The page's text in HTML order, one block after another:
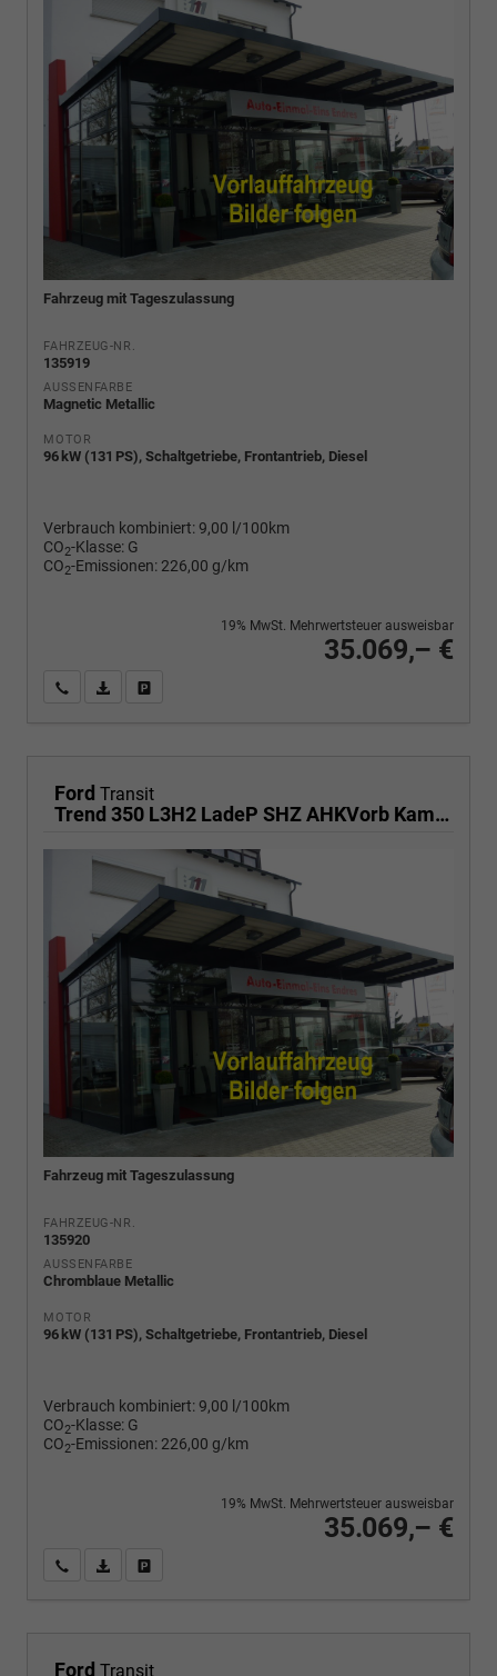
Fahrzeug mit Tageszulassung
FAHRZEUG-NR.
135919
AUSSENFARBE
Magnetic Metallic
MOTOR
96 kW (131 PS), Schaltgetriebe, Frontantrieb, Diesel
Verbrauch kombiniert:9,00 l/100km
CO2-Klasse: G
CO2-Emissionen: 226,00 g/km
35.069,– €
19% MwSt. Mehrwertsteuer ausweisbar
Wir rufen Sie anPDF-Fahrzeugexposé drucken
Ford Transit
Trend 350 L3H2 LadeP SHZ AHKVorb Kam 3-S
Fahrzeug mit Tageszulassung
FAHRZEUG-NR.
135920
AUSSENFARBE
Chromblaue Metallic
MOTOR
96 kW (131 PS), Schaltgetriebe, Frontantrieb, Diesel
Verbrauch kombiniert:9,00 l/100km
CO2-Klasse: G
CO2-Emissionen: 226,00 g/km
35.069,– €
19% MwSt. Mehrwertsteuer ausweisbar
Wir rufen Sie anPDF-Fahrzeugexposé drucken
Ford Transit